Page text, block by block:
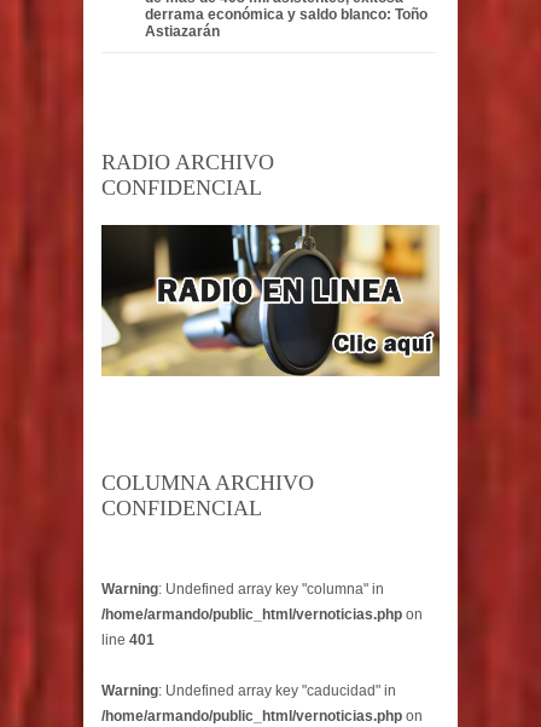
derrama económica y saldo blanco: Toño
Astiazarán
RADIO ARCHIVO
CONFIDENCIAL
COLUMNA ARCHIVO
CONFIDENCIAL
Warning: Undefined array key "columna" in
/home/armando/public_html/vernoticias.php on
line 401
Warning: Undefined array key "caducidad" in
/home/armando/public_html/vernoticias.php on